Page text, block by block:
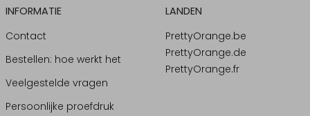
INFORMATIE
Contact
Bestellen: hoe werkt het
Veelgestelde vragen
Persoonlijke proefdruk
LANDEN
PrettyOrange.be
PrettyOrange.de
PrettyOrange.fr